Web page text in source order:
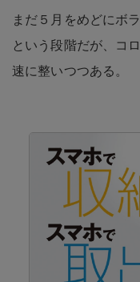
まだ５月をめどにボ
という段階だが、コ
速に整いつつある。